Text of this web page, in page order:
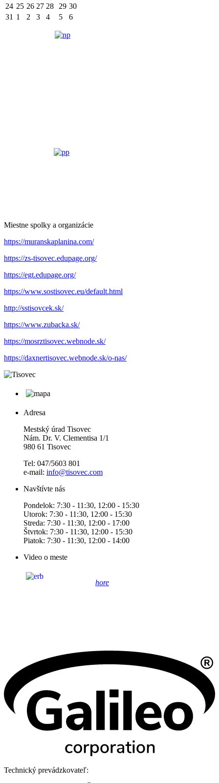
24 25 26 27 28 29 30
31 1 2 3 4 5 6
Miestne spolky a organizácie
https://muranskaplanina.com/
https://zs-tisovec.edupage.org/
https://egt.edupage.org/
https://www.sostisovec.eu/default.html
http://sstisovcek.sk/
https://www.zubacka.sk/
https://mosrztisovec.webnode.sk/
https://daxnertisovec.webnode.sk/o-nas/
Adresa
Mestský úrad Tisovec
Nám. Dr. V. Clementisa 1/1
980 61 Tisovec
Tel: 047/5603 801
e-mail: info@tisovec.com
Navštívte nás
Pondelok: 7:30 - 11:30, 12:00 - 15:30
Utorok: 7:30 - 11:30, 12:00 - 15:30
Streda: 7:30 - 11:30, 12:00 - 17:00
Štvrtok: 7:30 - 11:30, 12:00 - 15:30
Piatok: 7:30 - 11:30, 12:00 - 14:00
Video o meste
hore
Technický prevádzkovateľ: